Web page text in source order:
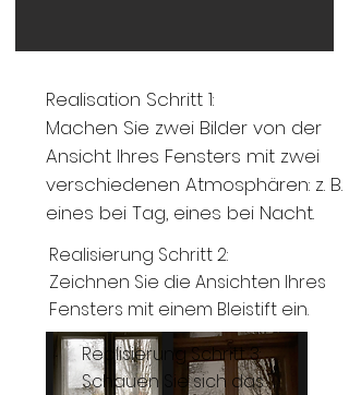
Realisation Schritt 1:
Machen Sie zwei Bilder von der
Ansicht Ihres Fensters mit zwei
verschiedenen Atmosphären: z. B.
eines bei Tag, eines bei Nacht.
Realisierung Schritt 2:
Zeichnen Sie die Ansichten Ihres
Fensters mit einem Bleistift ein.
Realisierung Schritt 3:
Schauen Sie sich das